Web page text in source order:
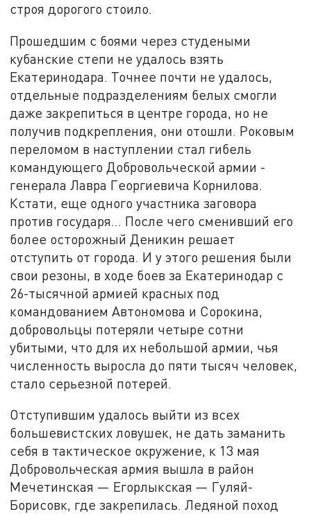
строя дорогого стоило.
Прошедшим с боями через студеными
кубанские степи не удалось взять
Екатеринодара. Точнее почти не удалось,
отдельные подразделениям белых смогли
даже закрепиться в центре города, но не
получив подкрепления, они отошли. Роковым
переломом в наступлении стал гибель
командующего Добровольческой армии -
генерала Лавра Георгиевича Корнилова.
Кстати, еще одного участника заговора
против государя... После чего сменивший его
более осторожный Деникин решает
отступить от города. И у этого решения были
свои резоны, в ходе боев за Екатеринодар с
26-тысячной армией красных под
командованием Автономова и Сорокина,
добровольцы потеряли четыре сотни
убитыми, что для их небольшой армии, чья
численность выросла до пяти тысяч человек,
стало серьезной потерей.
Отступившим удалось выйти из всех
большевистских ловушек, не дать заманить
себя в тактическое окружение, к 13 мая
Добровольческая армия вышла в район
Мечетинская — Егорлыкская — Гуляй-
Борисовк, где закрепилась. Ледяной поход